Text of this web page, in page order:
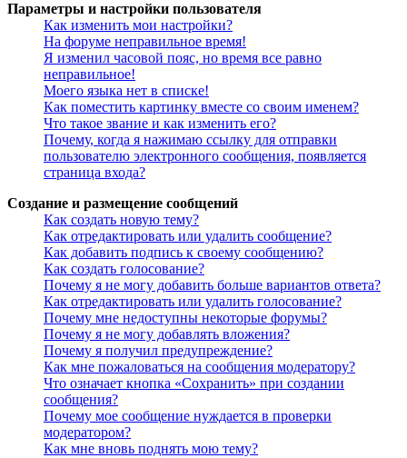
Параметры и настройки пользователя
Как изменить мои настройки?
На форуме неправильное время!
Я изменил часовой пояс, но время все равно
неправильное!
Моего языка нет в списке!
Как поместить картинку вместе со своим именем?
Что такое звание и как изменить его?
Почему, когда я нажимаю ссылку для отправки
пользователю электронного сообщения, появляется
страница входа?
Создание и размещение сообщений
Как создать новую тему?
Как отредактировать или удалить сообщение?
Как добавить подпись к своему сообщению?
Как создать голосование?
Почему я не могу добавить больше вариантов ответа?
Как отредактировать или удалить голосование?
Почему мне недоступны некоторые форумы?
Почему я не могу добавлять вложения?
Почему я получил предупреждение?
Как мне пожаловаться на сообщения модератору?
Что означает кнопка «Сохранить» при создании
сообщения?
Почему мое сообщение нуждается в проверки
модератором?
Как мне вновь поднять мою тему?